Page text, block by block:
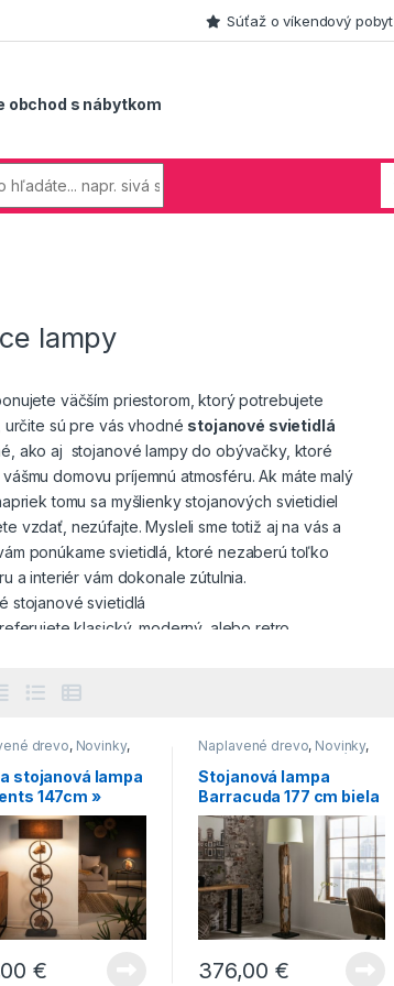
Súťaž o víkendový pobyt
obchod s nábytkom
lampy
väčším priestorom, ktorý potrebujete
určite sú pre vás vhodné stojanové svietidlá
ako aj stojanové lampy do obývačky, ktoré
domovu príjemnú atmosféru. Ak máte malý
tomu sa myšlienky stojanových svietidiel
vzdať, nezúfajte. Mysleli sme totiž aj na vás a
ponúkame svietidlá, ktoré nezaberú toľko
a interiér vám dokonale zútulnia.
stojanové svietidlá
klasický, moderný, alebo retro
doplní prázdny priestor, priestor za
oživíte, napríklad takou stojanovou lampou
alebo stojanové svetlo PRODUZZO v čierno-
prevedení. Zaujímavou možnosťou sú svietidlá
zaoblené, v rozmeroch od 170 do 205 cm,
chrómovom, alebo tienidlovom prevedení. Inou
sú stojanové svietidlá viacramenné, až s piatimi
lampami.
či čierno-zlatej farebnej kombinácie. Stojanové
drevo, Novinky,
stojanová lampa
147cm »
€
Naplavené drevo, Novinky,
Stojace lampy
Svietidlá
Stojanová lampa
Barracuda 177 cm biela
376,00 €